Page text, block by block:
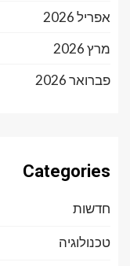
אפריל 2026
מרץ 2026
פברואר 2026
Categories
חדשות
טכנולוגיה